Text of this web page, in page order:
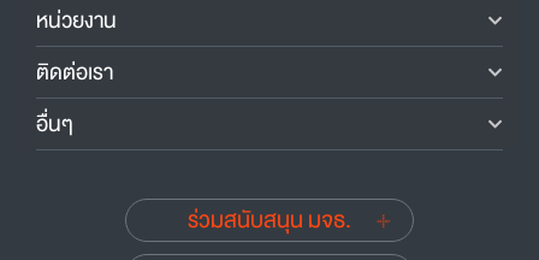
หน่วยงาน
ติดต่อเรา
อื่นๆ
ร่วมสนับสนุน มจธ.